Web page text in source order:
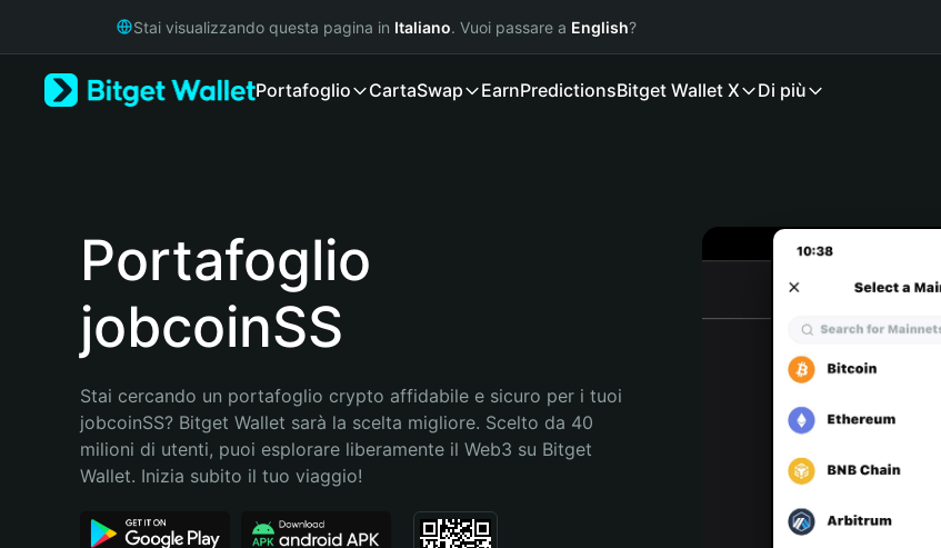
Русский
Português (Portugal)
Bahasa Indonesia
Português (Brasil)
Stai visualizzando questa pagina in Italiano. Vuoi passare a English?
Portafoglio CartaSwap EarnPredictionsBitget Wallet X Di più
Portafoglio
jobcoinSS
Stai cercando un portafoglio crypto affidabile e sicuro per i tuoi
jobcoinSS? Bitget Wallet sarà la scelta migliore. Scelto da 40
milioni di utenti, puoi esplorare liberamente il Web3 su Bitget
Wallet. Inizia subito il tuo viaggio!